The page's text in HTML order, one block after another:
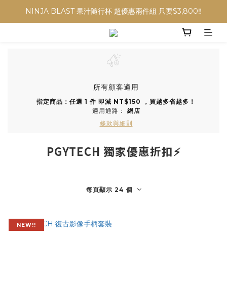
NINJA BLAST 果汁隨行杯 超優惠兩件組 只要$3,800‼️
NINJA BLAST 果汁隨行杯 超優惠兩件組 只要$3,800‼️
✨收藏經典， F接環鏡頭4折起✨
加入會員贈$300購物金💰｜消費即享2%回饋 (部分商品不適用)
所有顧客適用
指定商品：任選 1 件 即減 NT$150 ，買越多省越多！
適用通路： 網店
條款與細則
PGYTECH 獨家優惠折扣⚡
每頁顯示 24 個
NEW!!